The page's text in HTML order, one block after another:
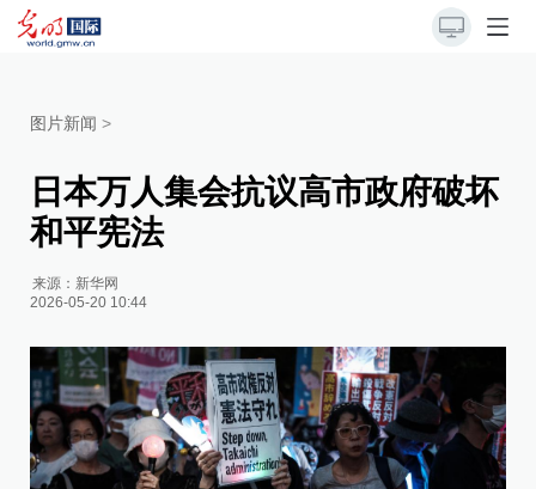
图片新闻 >
日本万人集会抗议高市政府破坏
和平宪法
来源： 新华网
2026-05-20 10:44